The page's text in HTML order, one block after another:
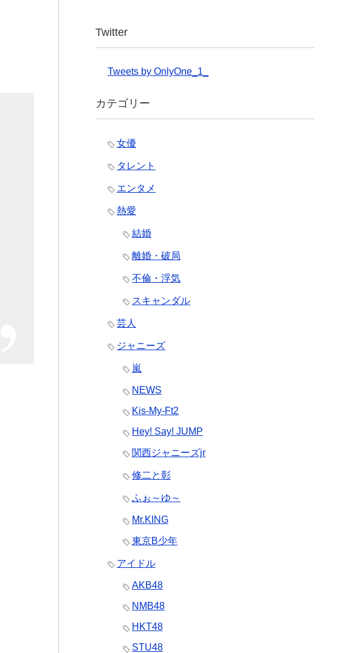
Twitter
Tweets by OnlyOne_1_
カテゴリー
女優
タレント
エンタメ
熱愛
結婚
離婚・破局
不倫・浮気
スキャンダル
芸人
ジャニーズ
嵐
NEWS
Kis-My-Ft2
Hey! Say! JUMP
関西ジャニーズjr
修二と彰
ふぉ～ゆ～
Mr.KING
東京B少年
アイドル
AKB48
NMB48
HKT48
STU48